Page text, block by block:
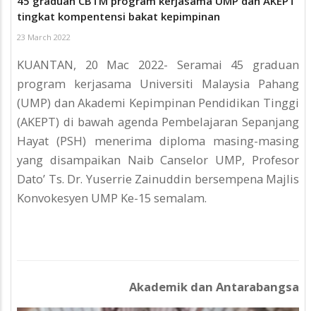
tingkat kompentensi bakat kepimpinan
23 March 2022
KUANTAN, 20 Mac 2022- Seramai 45 graduan
program kerjasama Universiti Malaysia Pahang
(UMP) dan Akademi Kepimpinan Pendidikan Tinggi
(AKEPT) di bawah agenda Pembelajaran Sepanjang
Hayat (PSH) menerima diploma masing-masing
yang disampaikan Naib Canselor UMP, Profesor
Dato’ Ts. Dr. Yuserrie Zainuddin bersempena Majlis
Konvokesyen UMP Ke-15 semalam.
Akademik dan Antarabangsa